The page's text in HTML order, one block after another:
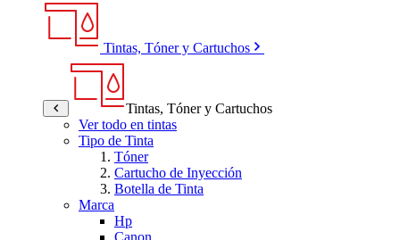
Tintas, Tóner y Cartuchos
Tintas, Tóner y Cartuchos
Ver todo en tintas
Tipo de Tinta
Tóner
Cartucho de Inyección
Botella de Tinta
Marca
Hp
Canon